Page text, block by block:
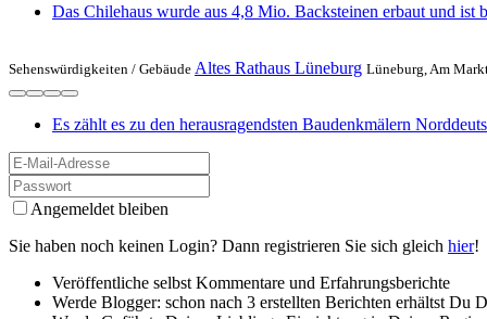
Das Chilehaus wurde aus 4,8 Mio. Backsteinen erbaut und ist
Sehenswürdigkeiten / Gebäude Altes Rathaus Lüneburg Lüneburg, Am
Es zählt es zu den herausragendsten Baudenkmälern
Angemeldet bleiben
Sie haben noch keinen Login? Dann registrieren Sie sich gleich hier!
Veröffentliche selbst Kommentare und Erfahrungsberichte
Werde Blogger: schon nach 3 erstellten Berichten erhältst